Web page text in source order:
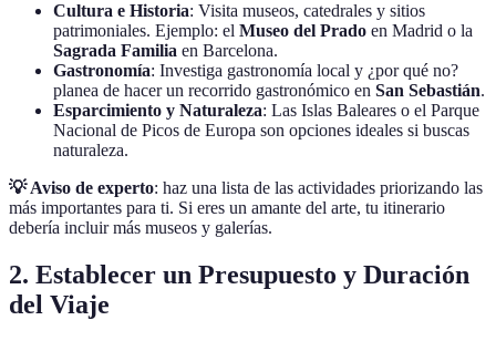
Cultura e Historia: Visita museos, catedrales y sitios
patrimoniales. Ejemplo: el Museo del Prado en Madrid o la
Sagrada Familia en Barcelona.
Gastronomía: Investiga gastronomía local y ¿por qué no?
planea de hacer un recorrido gastronómico en San Sebastián.
Esparcimiento y Naturaleza: Las Islas Baleares o el Parque
Nacional de Picos de Europa son opciones ideales si buscas
naturaleza.
💡 Aviso de experto: haz una lista de las actividades priorizando las
más importantes para ti. Si eres un amante del arte, tu itinerario
debería incluir más museos y galerías.
2. Establecer un Presupuesto y Duración
del Viaje